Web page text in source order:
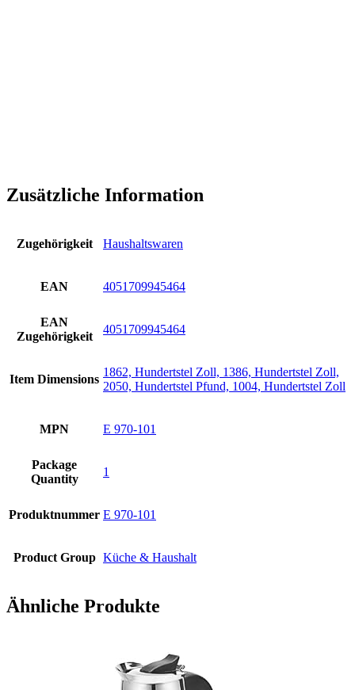
Zusätzliche Information
Zugehörigkeit Haushaltswaren
EAN 4051709945464
EAN
Zugehörigkeit
4051709945464
Item Dimensions
1862, Hundertstel Zoll, 1386, Hundertstel Zoll,
2050, Hundertstel Pfund, 1004, Hundertstel Zoll
MPN E 970-101
Package
Quantity
1
Produktnummer E 970-101
Product Group Küche & Haushalt
Ähnliche Produkte